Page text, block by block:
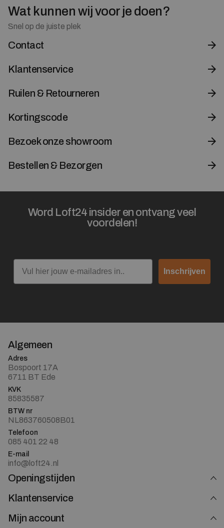
Wat kunnen wij voor je doen?
Snel op de juiste plek
Contact
Klantenservice
Ruilen & Retourneren
Kortingscode
Bezoek onze showroom
Bestellen & Bezorgen
Word Loft24 insider en ontvang veel
voordelen!
Email
Inschrijven
Algemeen
Adres
Bospoort 17A
6711 BT Ede
KVK
85835587
BTW nr
NL863760508B01
Telefoon
085 401 22 48
E-mail
info@loft24.nl
Openingstijden
Klantenservice
Mijn account